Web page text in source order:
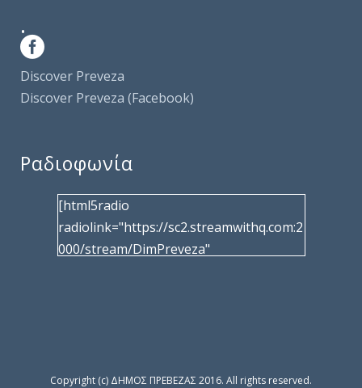
.
Discover Preveza
Discover Preveza (Facebook)
Ραδιοφωνία
[html5radio
radiolink="https://sc2.streamwithq.com:2
000/stream/DimPreveza"
facebook="https://www.facebook.com/%
Copyright (c) ΔΗΜΟΣ ΠΡΕΒΕΖΑΣ 2016. All rights reserved.